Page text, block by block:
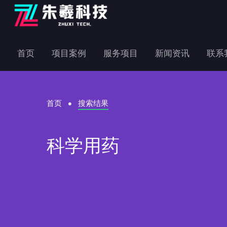
首页 项目案例 服务项目 新闻资讯 联系
首页 搜索结果
科学用药